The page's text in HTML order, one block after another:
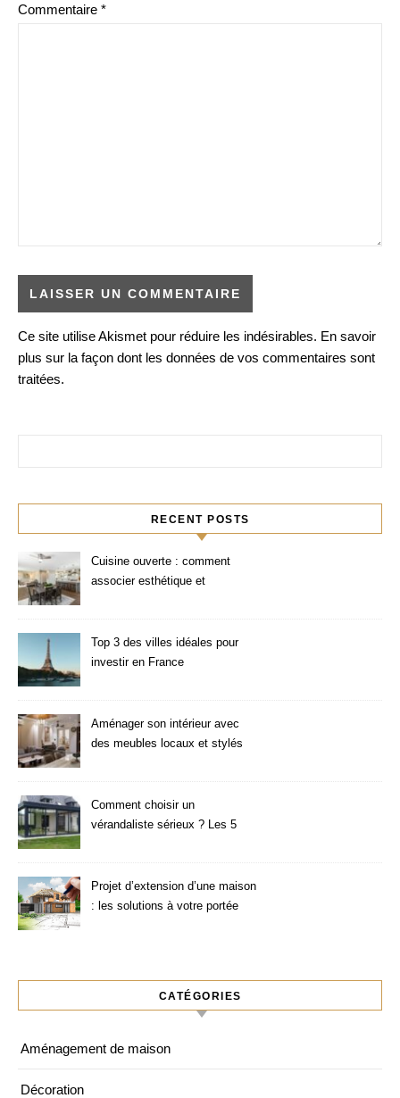
Commentaire *
Ce site utilise Akismet pour réduire les indésirables. En savoir
plus sur la façon dont les données de vos commentaires sont
traitées.
RECENT POSTS
Cuisine ouverte : comment
associer esthétique et
Top 3 des villes idéales pour
investir en France
Aménager son intérieur avec
des meubles locaux et stylés
Comment choisir un
vérandaliste sérieux ? Les 5
Projet d’extension d’une maison
: les solutions à votre portée
CATÉGORIES
Aménagement de maison
Décoration